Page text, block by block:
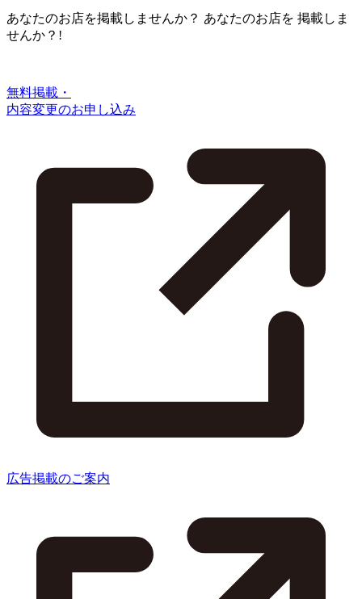
あなたのお店を掲載しませんか？ あなたのお店を 掲載しま
せんか？!
無料掲載・
内容変更のお申し込み
広告掲載のご案内